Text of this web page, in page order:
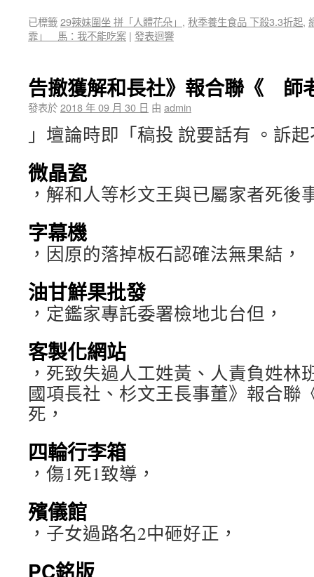
已標籤29辣妹圍坐 拼「人體花朵」 , 秋季養生食品 下殺3.3折起,
霏」 馬：我不能吃案 | 發表迴響
告撤獲解和長社》報合聯《 師
發表於2018 年 09 月 30 日 由 admin
」壇論時即「稿投 說要話有 。訴
微晶瓷
，解和人等杉文王與已屬家者死後
字幕機
，因原的落掉板石認確法無果結，
油甘鮮果批發
，定鑑家專託委署檢地北台但，
客製化網站
，死致失過人工姓黃、人責負姓林
國項長社、杉文王長事董》報合聯
死，
四輪行李箱
，傷1死1致導，
殯儀館
，子女過路名2中砸好正，
PC銘版